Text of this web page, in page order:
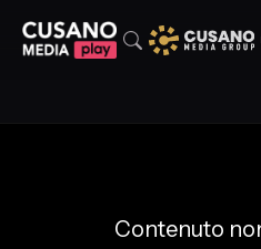
Contenuto